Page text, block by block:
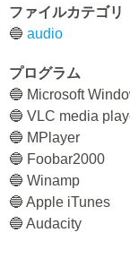
ファイルカテゴリ
🔵 audio
プログラム
🔵 Microsoft
🔵 VLC media
🔵 MPlayer
🔵 Foobar2000
🔵 Winamp
🔵 Apple iTunes
🔵 Audacity